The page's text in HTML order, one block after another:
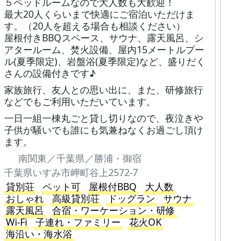
最大20人くらいまで快適にご宿泊いただけま
す。（20人を超える場合も相談ください）
屋根付きBBQスペース、サウナ、露天風呂、シ
アタールーム、焚火設備、屋内15メートルプー
ル(夏季限定)、岩盤浴(夏季限定)など、盛りだく
さんの設備付きです♪
家族旅行、友人との思い出に、また、研修旅行
などでもご利用いただいています。
一日一組一棟丸ごと貸し切りなので、夜泣きや
子供が騒いでも誰にも気兼ねなくお過ごし頂け
ます。
南関東／千葉県／勝浦・御宿
千葉県いすみ市岬町谷上2572-7
貸別荘
ペット可 屋根付BBQ
大人数
おしゃれ
高級貸別荘 ドッグラン
サウナ
露天風呂
合宿・ワーケーション・研修
Wi-Fi
子連れ・ファミリー
花火OK
海沿い・海水浴